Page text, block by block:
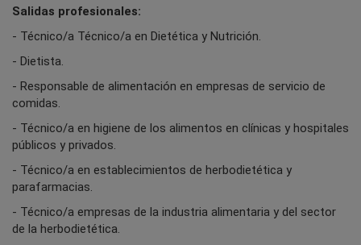
Salidas profesionales:
- Técnico/a Técnico/a en Dietética y Nutrición.
- Dietista.
- Responsable de alimentación en empresas de servicio de
comidas.
- Técnico/a en higiene de los alimentos en clínicas y hospitales
públicos y privados.
- Técnico/a en establecimientos de herbodietética y
parafarmacias.
- Técnico/a empresas de la industria alimentaria y del sector
de la herbodietética.